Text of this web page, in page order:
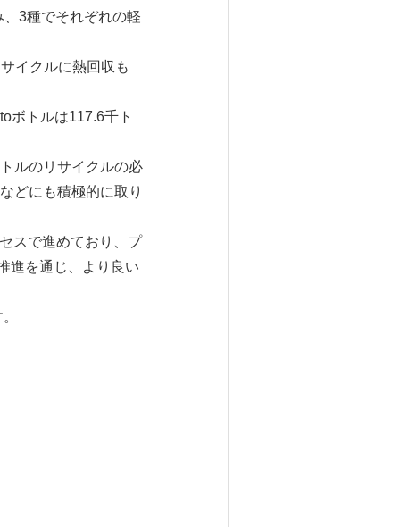
3種でそれぞれの軽
イクルに熱回収も
ボトルは117.6千ト
ルのリサイクルの必
どにも積極的に取り
スで進めており、プ
進を通じ、より良い